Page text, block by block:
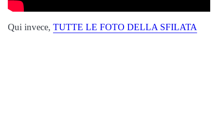
Qui invece, TUTTE LE FOTO DELLA SFILATA